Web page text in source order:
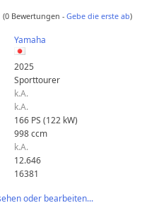
(0 Bewertungen - Gebe die erste ab)
Yamaha
2025
Sporttourer
k.A.
k.A.
166 PS (122 kW)
998 ccm
k.A.
12.646
16381
oder bearbeiten...